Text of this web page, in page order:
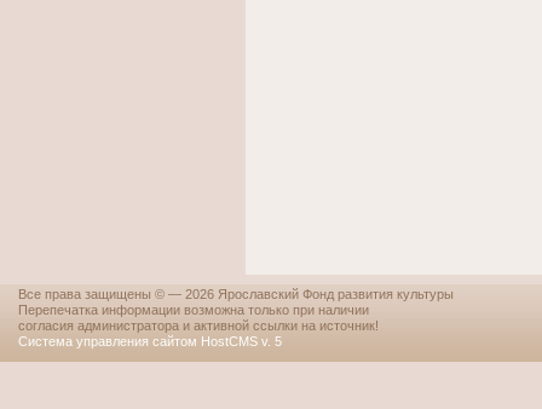
Все права защищены © — 2026 Ярославский Фонд развития культуры
Перепечатка информации возможна только при наличии
согласия администратора и активной ссылки на источник!
Система управления сайтом HostCMS v. 5